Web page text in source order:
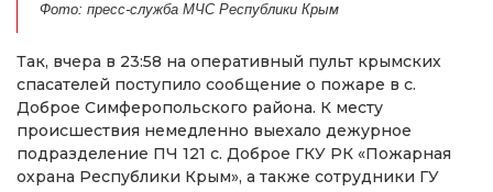
Фото: пресс-служба МЧС Республики Крым
Так, вчера в 23:58 на оперативный пульт крымских
спасателей поступило сообщение о пожаре в с.
Доброе Симферопольского района. К месту
происшествия немедленно выехало дежурное
подразделение ПЧ 121 с. Доброе ГКУ РК «Пожарная
охрана Республики Крым», а также сотрудники ГУ